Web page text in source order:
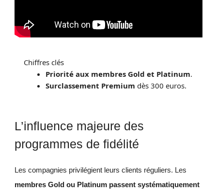
Chiffres clés
Priorité aux membres Gold et Platinum.
Surclassement Premium dès 300 euros.
L’influence majeure des
programmes de fidélité
Les compagnies privilégient leurs clients réguliers. Les
membres Gold ou Platinum passent systématiquement